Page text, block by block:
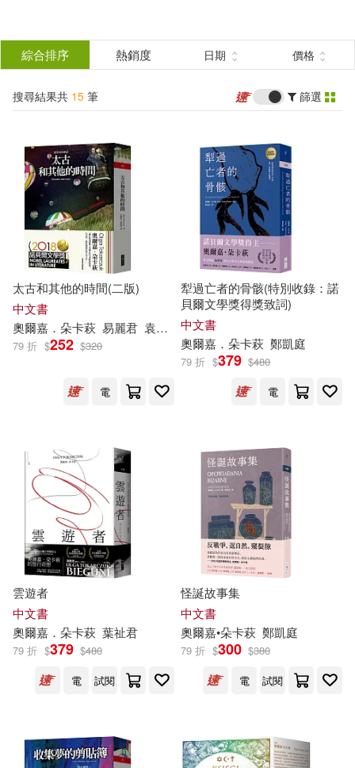
結
分類 (單選)
所有商品(15) 圖書(8)
電子書(7)
作者 (可複選)
奧爾嘉．朵卡萩(10)
奧爾嘉•朵卡萩(2)
奧爾嘉・朵卡萩(2)
（波）奧爾嘉‧朵卡萩(1)
出版社 (可複選)
大塊文化(14)
四川人民出版社(1)
配送方式 (可複選)
可超商取貨(8) 可海外宅配(8)
綜合排序 熱銷度 日期 價格
搜尋結果共 15 筆 篩選
太古和其他的時間(二版)
中文書
奧爾嘉 ． 朵卡萩 易麗君 袁漢鎔
79 折 $252 $320
電
犁過亡者的骨骸(特別收錄：諾
貝爾文學獎得獎致詞)
中文書
奧爾嘉 ． 朵卡萩 鄭凱庭
79 折 $379 $480
電
雲遊者
中文書
奧爾嘉 ． 朵卡萩 葉祉君
79 折 $379 $480
電
試閱
怪誕故事集
中文書
奧爾嘉•朵卡萩 鄭凱庭
79 折 $300 $380
電
試閱